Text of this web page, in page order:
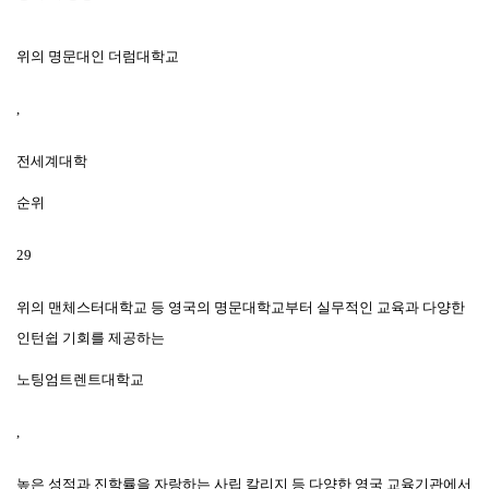
위의 명문대인 더럼대학교
,
전세계대학
순위
29
위의 맨체스터대학교 등 영국의 명문대학교부터 실무적인 교육과 다양한
인턴쉽 기회를 제공하는
노팅엄트렌트대학교
,
높은 성적과 진학률을 자랑하는 사립 칼리지 등 다양한 영국 교육기관에서